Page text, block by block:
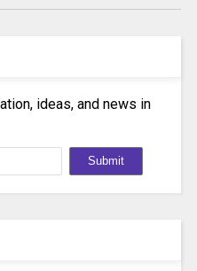
ideas, and news in